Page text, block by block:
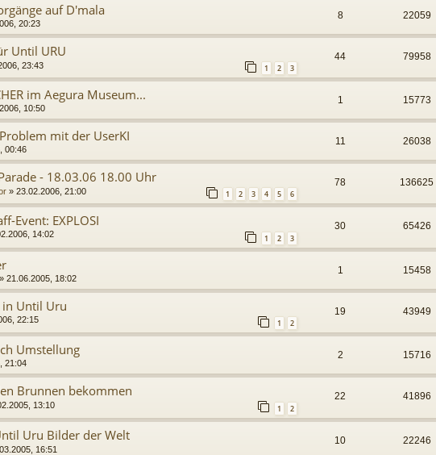
auf D'mala
20:23
8 22059
Until URU
23:43 1 2 3
44 79958
im Aegura Museum...
10:50
1 15773
mit der UserKI
00:46
11 26038
- 18.03.06 18.00 Uhr
» 23.02.2006, 21:00 1 2 3 4 5 6
78 136625
Event: EXPLOSI
14:02 1 2 3
30 65426
» 21.06.2005, 18:02
1 15458
Until Uru
22:15 1 2
19 43949
Umstellung
21:04
2 15716
Brunnen bekommen
13:10 1 2
22 41896
Uru Bilder der Welt
16:51
10 22246